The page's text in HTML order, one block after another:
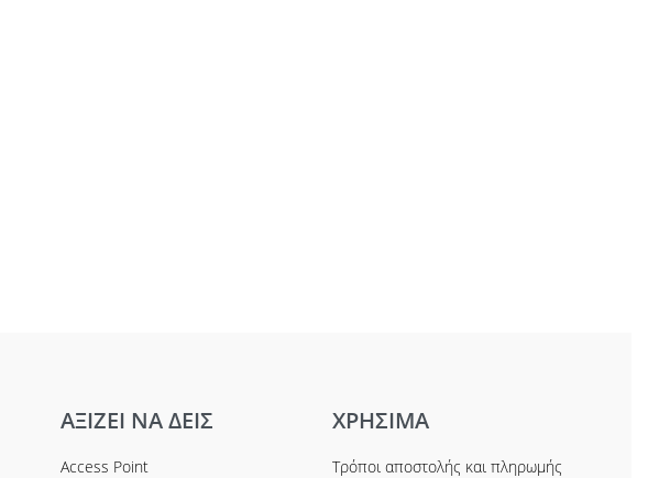
ΑΞΙΖΕΙ ΝΑ ΔΕΙΣ
Access Point
ΧΡΗΣΙΜΑ
Τρόποι αποστολής και πληρωμής